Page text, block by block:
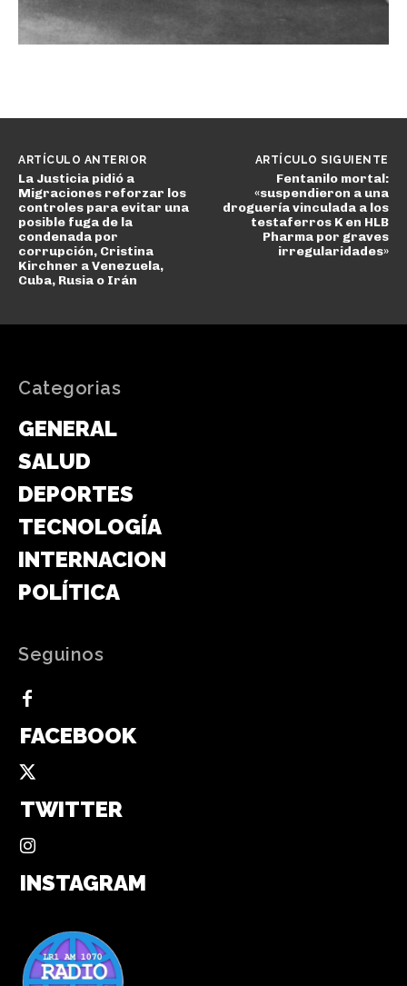
ARTÍCULO ANTERIOR
La Justicia pidió a
Migraciones reforzar los
controles para evitar una
posible fuga de la
condenada por
corrupción, Cristina
Kirchner a Venezuela,
Cuba, Rusia o Irán
ARTÍCULO SIGUIENTE
Fentanilo mortal:
«suspendieron a una
droguería vinculada a los
testaferros K en HLB
Pharma por graves
irregularidades»
Categorias
GENERAL
SALUD
DEPORTES
TECNOLOGÍA
INTERNACIONAL
POLÍTICA
Seguinos
FACEBOOK
TWITTER
INSTAGRAM